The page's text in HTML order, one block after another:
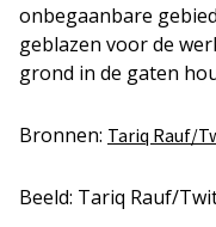
onbegaanbare
geblazen voor de
grond in de gaten
Bronnen: Tariq Rauf/
Beeld: Tariq Rauf/